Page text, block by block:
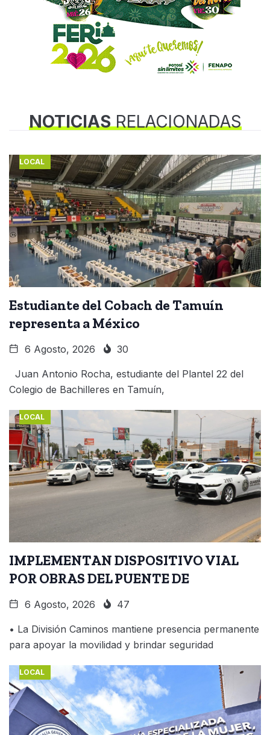
NOTICIASRELACIONADAS
LOCAL
Estudiante del Cobach de Tamuín
representa a México
6 Agosto, 2026 30
Juan Antonio Rocha, estudiante del Plantel 22 del
Colegio de Bachilleres en Tamuín,
LOCAL
IMPLEMENTAN DISPOSITIVO VIAL
POR OBRAS DEL PUENTE DE
6 Agosto, 2026 47
• La División Caminos mantiene presencia permanente
para apoyar la movilidad y brindar seguridad
LOCAL